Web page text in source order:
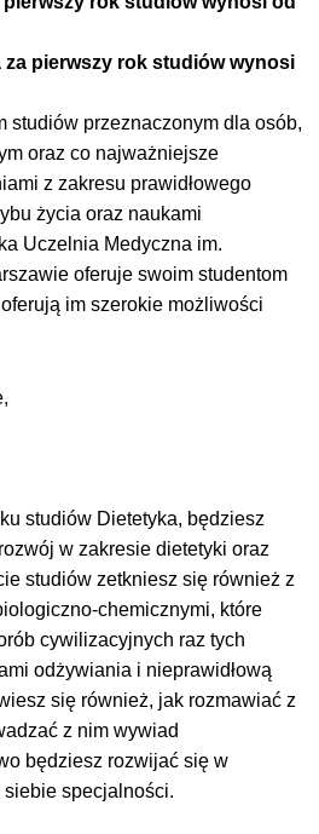
pierwszy rok studiów wynosi
studiów przeznaczonym dla osób,
oraz co najważniejsze
z zakresu prawidłowego
życia oraz naukami
Uczelnia Medyczna im.
oferuje swoim studentom
im szerokie możliwości
studiów Dietetyka, będziesz
w zakresie dietetyki oraz
studiów zetkniesz się również z
chemicznymi, które
cywilizacyjnych raz tych
odżywiania i nieprawidłową
się również, jak rozmawiać z
z nim wywiad
będziesz rozwijać się w
specjalności.